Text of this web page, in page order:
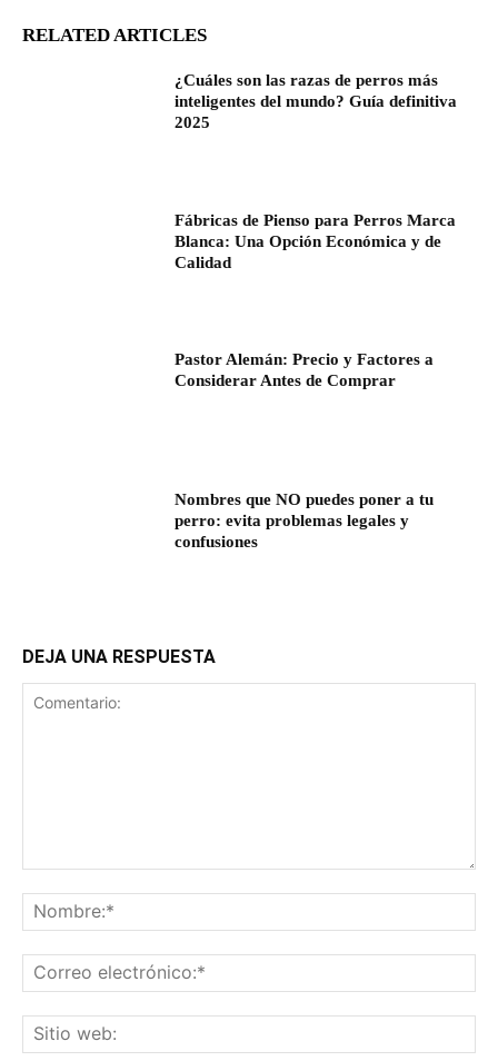
RELATED ARTICLES
¿Cuáles son las razas de perros más
inteligentes del mundo? Guía definitiva
2025
Fábricas de Pienso para Perros Marca
Blanca: Una Opción Económica y de
Calidad
Pastor Alemán: Precio y Factores a
Considerar Antes de Comprar
Nombres que NO puedes poner a tu
perro: evita problemas legales y
confusiones
DEJA UNA RESPUESTA